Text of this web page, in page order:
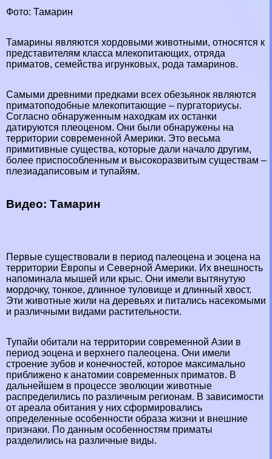
Фото: Тамарин
Тамарины являются хордовыми животными, относятся к
представителям класса млекопитающих, отряда
приматов, семейства игрунковых, рода тамаринов.
Самыми древними предками всех обезьянок являются
приматоподобные млекопитающие – пургаториусы.
Согласно обнаруженным находкам их останки
датируются плеоценом. Они были обнаружены на
территории современной Америки. Это весьма
примитивные существа, которые дали начало другим,
более приспособленным и высокоразвитым существам –
плезиадаписовым и тупайям.
Видео: Тамарин
Первые существовали в период палеоцена и эоцена на
территории Европы и Северной Америки. Их внешность
напоминала мышей или крыс. Они имели вытянутую
мордочку, тонкое, длинное туловище и длинный хвост.
Эти животные жили на деревьях и питались насекомыми
и различными видами растительности.
Тупайи обитали на территории современной Азии в
период эоцена и верхнего палеоцена. Они имели
строение зубов и конечностей, которое максимально
приближено к анатомии современных приматов. В
дальнейшем в процессе эволюции животные
распределились по различным регионам. В зависимости
от ареала обитания у них сформировались
определенные особенности образа жизни и внешние
признаки. По данным особенностям приматы
разделились на различные виды.